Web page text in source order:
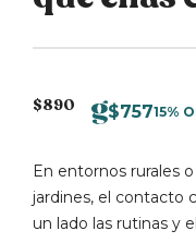
$890 $75715%
En entornos rurales
jardines, el contacto
un lado las rutinas y